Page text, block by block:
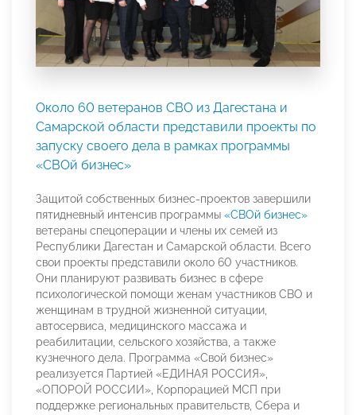
Около 60 ветеранов СВО из Дагестана и
Самарской области представили проекты по
запуску своего дела в рамках программы
«СВОй бизнес»
Защитой собственных бизнес-проектов завершили
пятидневный интенсив программы «СВОй бизнес»
ветераны спецоперации и члены их семей из
Республики Дагестан и Самарской области. Всего
свои проекты представили около 60 участников.
Они планируют развивать бизнес в сфере
психологической помощи женам участников СВО и
женщинам в трудной жизненной ситуации,
автосервиса, медицинского массажа и
реабилитации, сельского хозяйства, а также
кузнечного дела. Программа «Свой бизнес»
реализуется Партией «ЕДИНАЯ РОССИЯ»,
«ОПОРОЙ РОССИИ», Корпорацией МСП при
поддержке региональных правительств, Сбера и